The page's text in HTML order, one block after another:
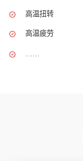
高温扭转
高温疲劳
……